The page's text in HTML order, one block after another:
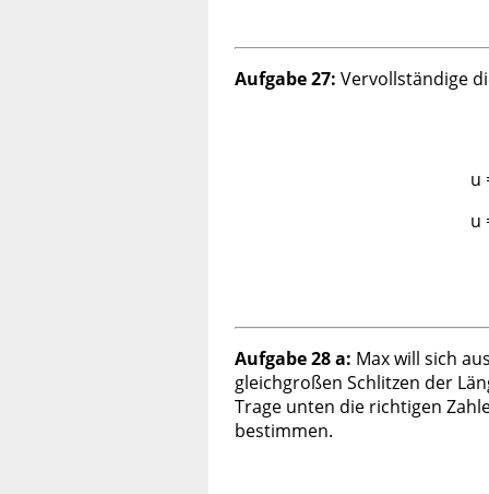
Aufgabe 27: Vervollständige
u
u
Aufgabe 28 a: Max will sich
gleichgroßen Schlitzen der
Trage unten die richtigen
bestimmen.